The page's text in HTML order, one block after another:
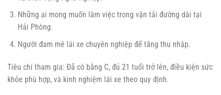
Những ai mong muốn làm việc trong vận tải đường dài tại
Hải Phòng.
Người đam mê lái xe chuyên nghiệp để tăng thu nhập.
Tiêu chí tham gia: Đã có bằng C, đủ 21 tuổi trở lên, điều kiện sức
khỏe phù hợp, và kinh nghiệm lái xe theo quy định.